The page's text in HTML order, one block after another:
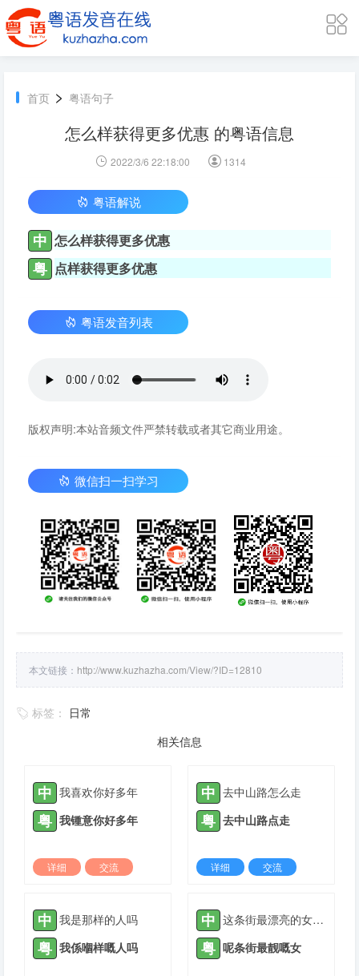
首页 > 粤语句子
怎么样获得更多优惠 的粤语信息
2022/3/6 22:18:00 1314
粤语解说
中 怎么样获得更多优惠
粤 点样获得更多优惠
粤语发音列表
版权声明:本站音频文件严禁转载或者其它商业用途。
微信扫一扫学习
本文链接： http://www.kuzhazha.com/View/?ID=12810
标签： 日常
相关信息
中 我喜欢你好多年
粤 我锺意你好多年
详细
交流
中 去中山路怎么走
粤 去中山路点走
详细
交流
中 我是那样的人吗
粤 我係嗰样嘅人吗
中 这条街最漂亮的女孩子
粤 呢条街最靓嘅女